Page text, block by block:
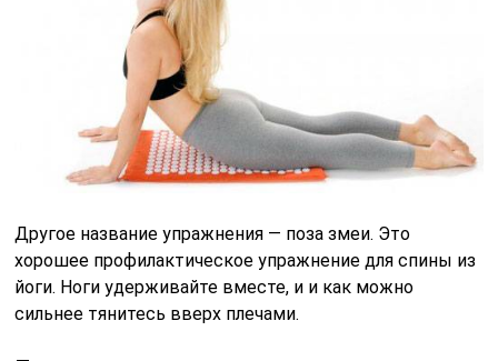
Поясничные скручивания
Упражнения похоже на то, что применяют мануальные